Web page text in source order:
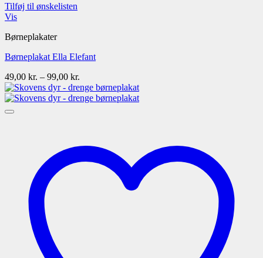
Tilføj til ønskelisten
Vis
Børneplakater
Børneplakat Ella Elefant
49,00 kr. – 99,00 kr.
49,00 kr.
til